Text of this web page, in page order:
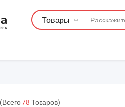
Товары
(Всего78 Товаров)